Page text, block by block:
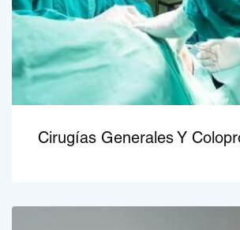
Cirugías Generales Y